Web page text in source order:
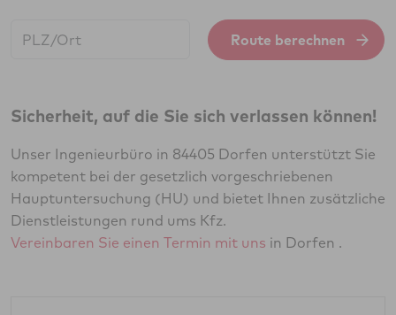
Route berechnen
Sicherheit, auf die Sie sich verlassen können!
Unser Ingenieurbüro in 84405 Dorfen unterstützt Sie
kompetent bei der gesetzlich vorgeschriebenen
Hauptuntersuchung (HU) und bietet Ihnen zusätzliche
Dienstleistungen rund ums Kfz.
Vereinbaren Sie einen Termin mit uns in Dorfen .